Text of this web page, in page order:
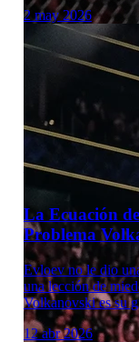
Laboratorio Técnico
2 may 2026
La Ecuación
Problema
Evloev no le dio
una lección de
Volkanovski es su
12 abr 2026